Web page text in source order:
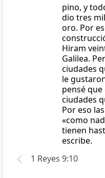
pino, y
dio tres
oro. Por
Hiram
Galilea.
ciudades
le
pensé que
ciudades
Por eso
«como
tienen
escribe.
1 Reyes 9:10